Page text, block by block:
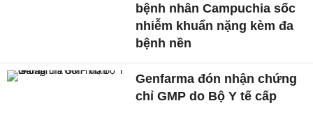
bệnh nhân Campuchia sốc
nhiễm khuẩn nặng kèm đa
bệnh nền
Genfarma đón nhận chứng
chỉ GMP do Bộ Y tế cấp